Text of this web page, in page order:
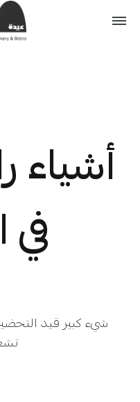
أشياء
في
شيء كبير قيد